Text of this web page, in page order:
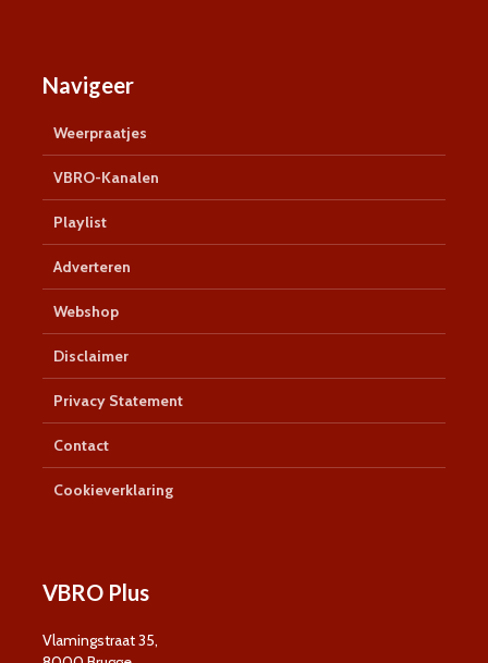
Navigeer
Weerpraatjes
VBRO-Kanalen
Playlist
Adverteren
Webshop
Disclaimer
Privacy Statement
Contact
Cookieverklaring
VBRO Plus
Vlamingstraat 35,